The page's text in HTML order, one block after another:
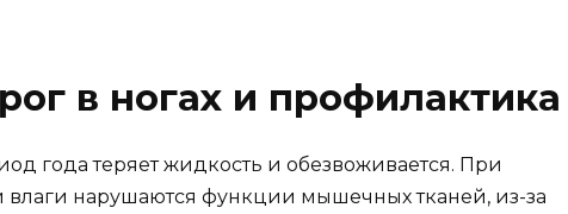
в ногах и профилактика
года теряет жидкость и обезвоживается. При
влаги нарушаются функции мышечных тканей, из-за